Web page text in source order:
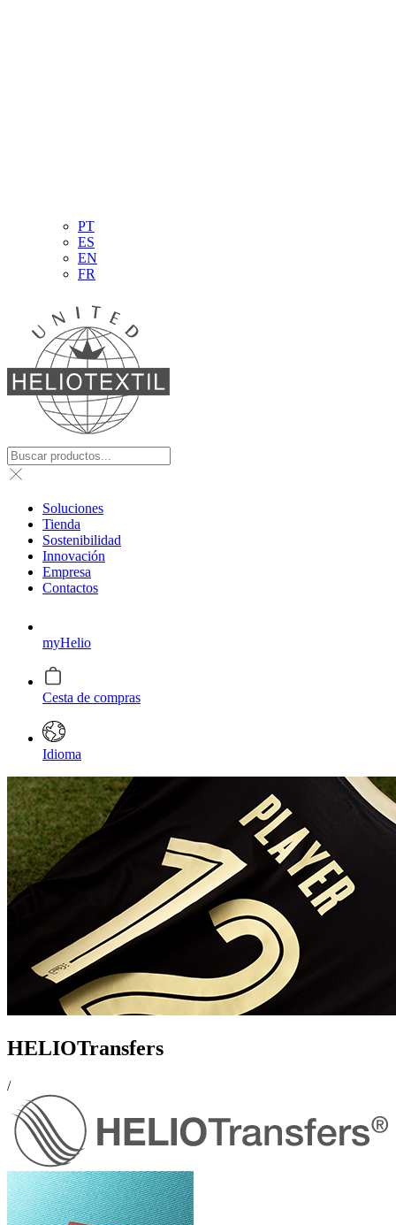
PT
ES
EN
FR
Soluciones
Tienda
Sostenibilidad
Innovación
Empresa
Contactos
myHelio
Cesta de compras
Idioma
HELIOTransfers
/